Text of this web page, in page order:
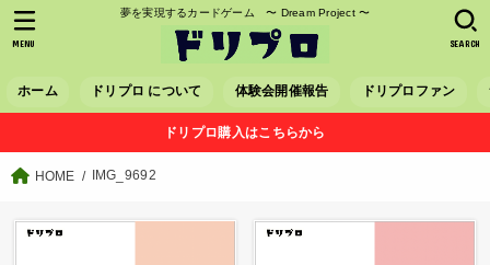
夢を実現するカードゲーム 〜 Dream Project 〜
ホーム ドリプロ について 体験会開催報告 ドリプロファン
SEARCH
MENU
ドリプロ購入はこちらから
HOME IMG_9692